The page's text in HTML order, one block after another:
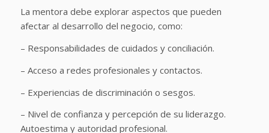
La mentora debe explorar aspectos que pueden
afectar al desarrollo del negocio, como:
– Responsabilidades de cuidados y conciliación.
– Acceso a redes profesionales y contactos.
– Experiencias de discriminación o sesgos.
– Nivel de confianza y percepción de su liderazgo.
Autoestima y autoridad profesional.